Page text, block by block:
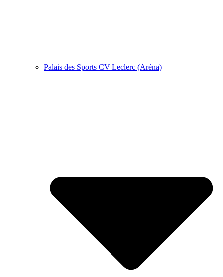
Palais des Sports CV Leclerc (Aréna)